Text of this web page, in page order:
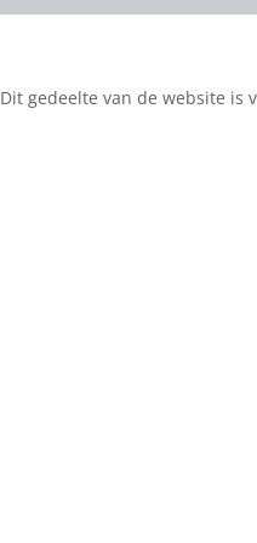
Dit gedeelte van de website is